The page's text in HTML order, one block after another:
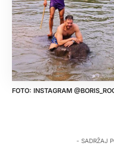
INSTAGRAM
- SADRŽAJ